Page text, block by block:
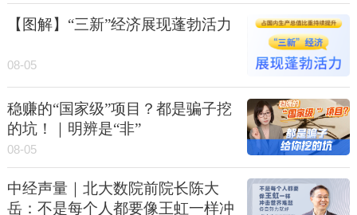
【图解】“三新”经济展现蓬勃活力
08-05
稳赚的“国家级”项目？都是骗子挖
的坑！｜明辨是“非”
08-05
中经声量｜北大数院前院长陈大
岳：不是每个人都要像王虹一样冲